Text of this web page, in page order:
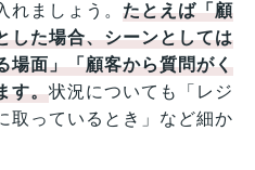
れましょう。たとえば「顧
した場合、シーンとしては
場面」「顧客から質問がく
す。状況についても「レジ
取っているとき」など細か